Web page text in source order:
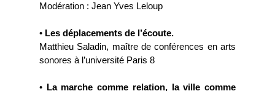
Modération : Jean Yves Leloup
• Les déplacements de l’écoute.
Matthieu Saladin, maître de conférences en arts
sonores à l’université Paris 8
• La marche comme relation, la ville comme